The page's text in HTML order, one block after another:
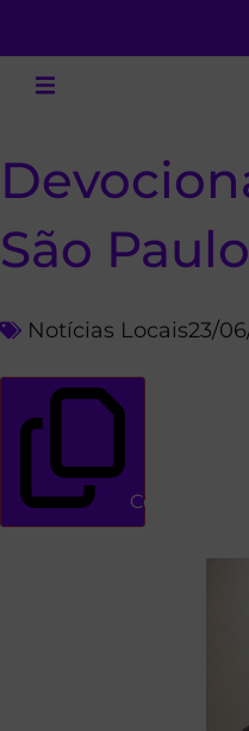
São Paulo
Notícias Locais23/
Copiar link